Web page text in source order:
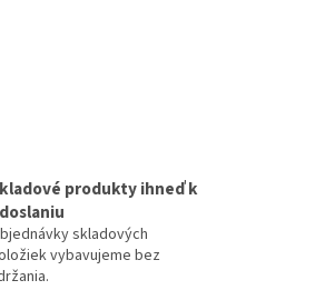
produkty ihneď k
skladových
vybavujeme bez